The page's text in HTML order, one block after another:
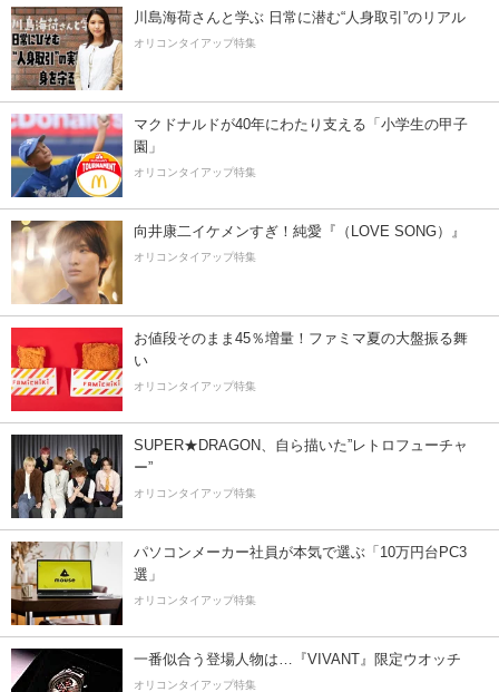
川島海荷さんと学ぶ 日常に潜む“人身取引”のリアル
オリコンタイアップ特集
マクドナルドが40年にわたり支える「小学生の甲子
園」
オリコンタイアップ特集
向井康二イケメンすぎ！純愛『（LOVE SONG）』
オリコンタイアップ特集
お値段そのまま45％増量！ファミマ夏の大盤振る舞
い
オリコンタイアップ特集
SUPER★DRAGON、自ら描いた”レトロフューチャ
ー”
オリコンタイアップ特集
パソコンメーカー社員が本気で選ぶ「10万円台PC3
選」
オリコンタイアップ特集
一番似合う登場人物は…『VIVANT』限定ウオッチ
オリコンタイアップ特集